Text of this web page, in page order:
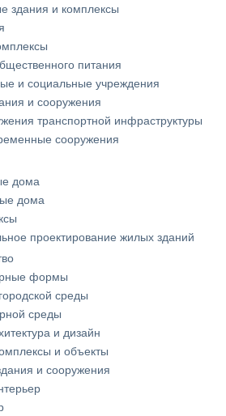
здания и комплексы
питания
и социальные учреждения
и сооружения
транспортной инфраструктуры
сооружения
дома
дома
проектирование жилых зданий
формы
среды
среды
и дизайн
и объекты
и сооружения